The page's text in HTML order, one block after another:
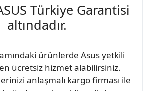
Türkiye Garantisi
altındadır.
ürünlerde Asus yetkili
ücretsiz hizmet alabilirsiniz.
anlaşmalı kargo firması ile